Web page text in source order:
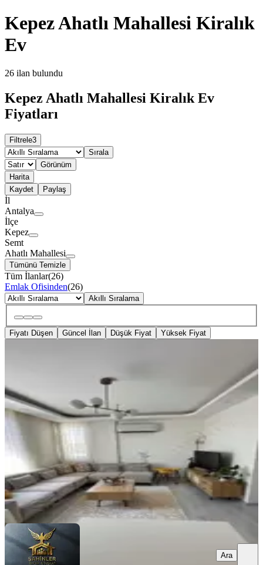
Kepez Ahatlı Mahallesi Kiralık
Ev
26 ilan bulundu
Kepez Ahatlı Mahallesi Kiralık Ev
Fiyatları
Filtrele3
Sırala
Görünüm
Harita
Kaydet
Paylaş
İl
Antalya
İlçe
Kepez
Semt
Ahatlı Mahallesi
Tümünü Temizle
Tüm İlanlar(26)
Emlak Ofisinden(26)
Akıllı Sıralama
Fiyatı Düşen Güncel İlan Düşük Fiyat Yüksek Fiyat
2+1·90 m²·2. Kat·07.08.2026
Şahinler İnşaat Emlak OtomotivÜmit Şahin
Ara
Ara